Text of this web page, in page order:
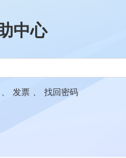
中心
发票 找回密码